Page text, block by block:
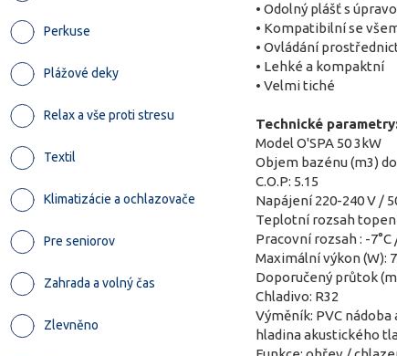
Perkuse
Plážové deky
Relax a vše proti stresu
Textil
Klimatizácie a ochlazovače
Pre seniorov
Zahrada a volný čas
Zlevněno
• Odolný plášť s
• Kompatibilní se
• Ovládání
• Lehké a kompaktní
• Velmi tiché
Technické
Model O'SPA 50 3kW
Objem bazénu (m3)
C.O.P: 5.15
Napájení 220-240 V /
Teplotní rozsah topení:
Pracovní rozsah : -7°C
Maximální výkon (W):
Doporučený průtok
Chladivo: R32
Výměník: PVC
hladina akustického